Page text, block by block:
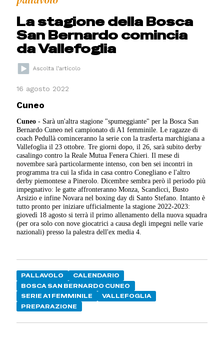
La stagione della Bosca
San Bernardo comincia
da Vallefoglia
16 agosto 2022
Cuneo
Cuneo - Sarà un'altra stagione "spumeggiante" per la Bosca San
Bernardo Cuneo nel campionato di A1 femminile. Le ragazze di
coach Pedullà cominceranno la serie con la trasferta marchigiana a
Vallefoglia il 23 ottobre. Tre giorni dopo, il 26, sarà subito derby
casalingo contro la Reale Mutua Fenera Chieri. Il mese di
novembre sarà particolarmente intenso, con ben sei incontri in
programma tra cui la sfida in casa contro Conegliano e l'altro
derby piemontese a Pinerolo. Dicembre sembra però il periodo più
impegnativo: le gatte affronteranno Monza, Scandicci, Busto
Arsizio e infine Novara nel boxing day di Santo Stefano. Intanto è
tutto pronto per iniziare ufficialmente la stagione 2022-2023:
giovedì 18 agosto si terrà il primo allenamento della nuova squadra
(per ora solo con nove giocatrici a causa degli impegni nelle varie
nazionali) presso la palestra dell'ex media 4.
PALLAVOLO
CALENDARIO
BOSCA SAN BERNARDO CUNEO
SERIE A1 FEMMINILE
VALLEFOGLIA
PREPARAZIONE